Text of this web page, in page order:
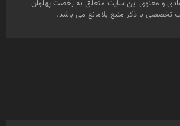
مادی و معنوی این سایت متعلق به رخصت پهلوان
تخصصی با ذکر منبع بلامانع می باشد.